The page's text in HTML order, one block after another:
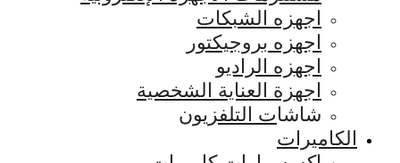
اجهزه الشبكات
اجهزه بروجيكتور
اجهزه الراديو
اجهزة العناية الشخصية
شاشات التلفزيون
الكاميرات